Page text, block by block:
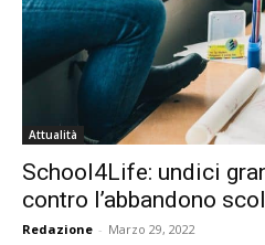
Attualità
School4Life: undici
contro l’abbandono
Redazione - Marzo 29, 2022